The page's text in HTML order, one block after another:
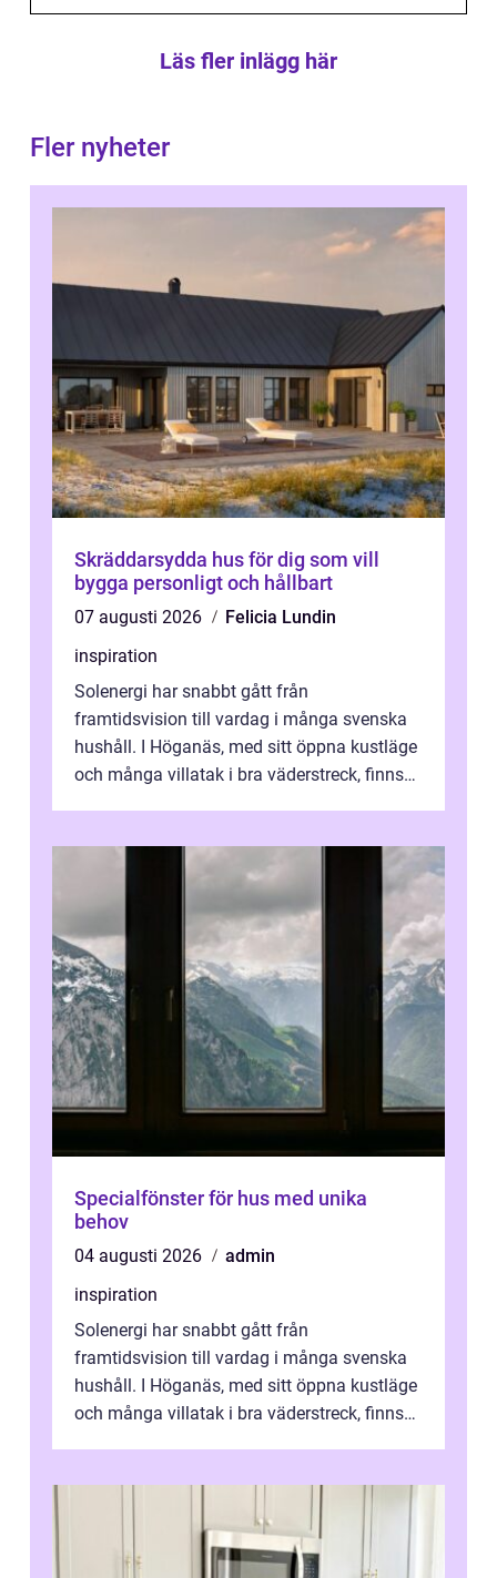
Läs fler inlägg här
Fler nyheter
Skräddarsydda hus för dig som vill
bygga personligt och hållbart
07 augusti 2026
Felicia Lundin
inspiration
Solenergi har snabbt gått från
framtidsvision till vardag i många svenska
hushåll. I Höganäs, med sitt öppna kustläge
och många villatak i bra väderstreck, finns
Specialfönster för hus med unika
behov
04 augusti 2026
admin
inspiration
Solenergi har snabbt gått från
framtidsvision till vardag i många svenska
hushåll. I Höganäs, med sitt öppna kustläge
och många villatak i bra väderstreck, finns